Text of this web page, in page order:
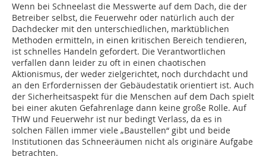
Wenn bei Schneelast die Messwerte auf dem Dach, die der
Betreiber selbst, die Feuerwehr oder natürlich auch der
Dachdecker mit den unterschiedlichen, marktüblichen
Methoden ermitteln, in einen kritischen Bereich tendieren,
ist schnelles Handeln gefordert. Die Verantwortlichen
verfallen dann leider zu oft in einen chaotischen
Aktionismus, der weder zielgerichtet, noch durchdacht und
an den Erfordernissen der Gebäudestatik orientiert ist. Auch
der Sicherheitsaspekt für die Menschen auf dem Dach spielt
bei einer akuten Gefahrenlage dann keine große Rolle. Auf
THW und Feuerwehr ist nur bedingt Verlass, da es in
solchen Fällen immer viele „Baustellen“ gibt und beide
Institutionen das Schneeräumen nicht als originäre Aufgabe
betrachten.